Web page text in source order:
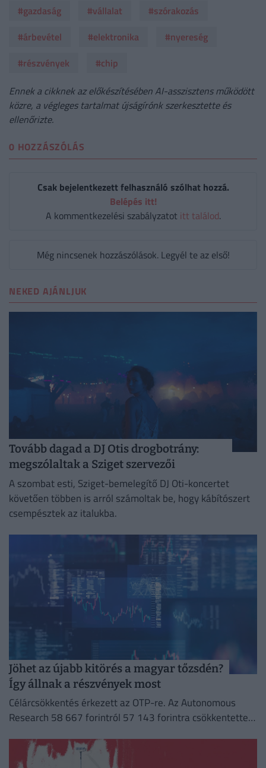
#gazdaság #vállalat
#szórakozás
#árbevétel
#elektronika
#nyereség
#részvények
#chip
Ennek a cikknek az előkészítésében AI-asszisztens működött
közre, a végleges tartalmat újságírónk szerkesztette és
ellenőrizte.
0 HOZZÁSZÓLÁS
Csak bejelentkezett felhasználó szólhat hozzá.
Belépés itt!
A kommentkezelési szabályzatot itt találod.
Még nincsenek hozzászólások. Legyél te az első!
NEKED AJÁNLJUK
Tovább dagad a DJ Otis drogbotrány:
megszólaltak a Sziget szervezői
A szombat esti, Sziget-bemelegítő DJ Oti-koncertet
követően többen is arról számoltak be, hogy kábítószert
csempésztek az italukba.
Jöhet az újabb kitörés a magyar tőzsdén?
Így állnak a részvények most
Célárcsökkentés érkezett az OTP-re. Az Autonomous
Research 58 667 forintról 57 143 forintra csökkentette a